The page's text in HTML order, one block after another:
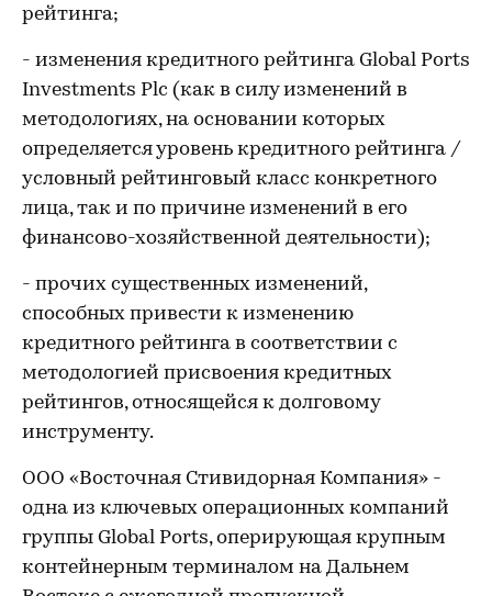
рейтинга;
- изменения кредитного рейтинга Global Ports
Investments Plc (как в силу изменений в
методологиях, на основании которых
определяется уровень кредитного рейтинга /
условный рейтинговый класс конкретного
лица, так и по причине изменений в его
финансово-хозяйственной деятельности);
- прочих существенных изменений,
способных привести к изменению
кредитного рейтинга в соответствии с
методологией присвоения кредитных
рейтингов, относящейся к долговому
инструменту.
ООО «Восточная Стивидорная Компания» -
одна из ключевых операционных компаний
группы Global Ports, оперирующая крупным
контейнерным терминалом на Дальнем